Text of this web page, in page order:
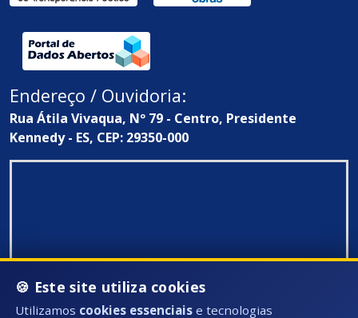
Endereço / Ouvidoria:
Rua Átila Vivaqua, Nº 79 - Centro, Presidente
Kennedy - ES, CEP: 29350-000
🍪 Este site utiliza cookies
Utilizamos cookies essenciais e tecnologias